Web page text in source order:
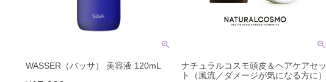
WASSER（バッサ） 美容液 120mL
ナチュラルコスモ頭皮＆ヘアケアセッ
ト（風流／ダメージが気になる方に）